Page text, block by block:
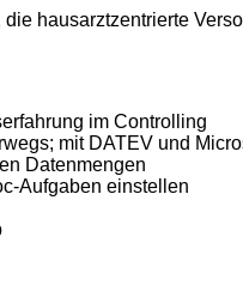
hausarztzentrierte
im Controlling
mit DATEV und
Datenmengen
Aufgaben einstellen